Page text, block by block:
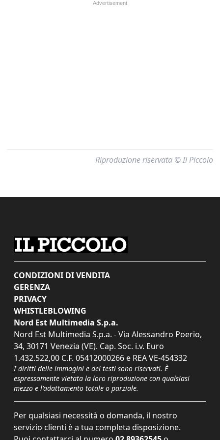
Riproduzione riservata © Il Piccolo
CONDIZIONI DI VENDITA
GERENZA
PRIVACY
WHISTLEBLOWING
Nord Est Multimedia S.p.a.
Nord Est Multimedia S.p.a. - Via Alessandro Poerio,
34, 30171 Venezia (VE). Cap. Soc. i.v. Euro
1.432.522,00 C.F. 05412000266 e REA VE-454332
I diritti delle immagini e dei testi sono riservati. È
espressamente vietata la loro riproduzione con qualsiasi
mezzo e l'adattamento totale o parziale.
Per qualsiasi necessità o domanda, il nostro
servizio clienti è a tua completa disposizione.